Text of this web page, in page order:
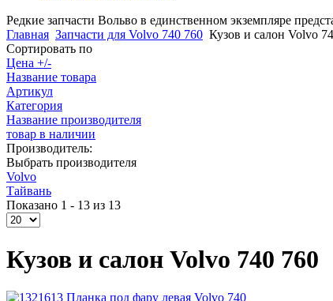
Редкие запчасти Вольво в единственном экземпляре
Главная Запчасти для Volvo 740 760 Кузов и салон Volvo
Сортировать по
Цена +/-
Название товара
Артикул
Категория
Название производителя
товар в наличии
Производитель:
Выбрать производителя
Volvo
Тайвань
Показано 1 - 13 из 13
Кузов и салон Volvo 740 760